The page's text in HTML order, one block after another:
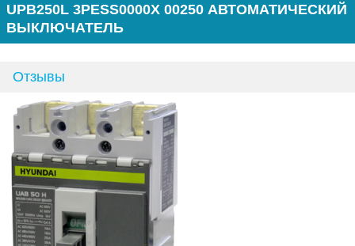
UPB250L 3PESS0000X 00250 АВТОМАТИЧЕСКИЙ
ВЫКЛЮЧАТЕЛЬ
Отзывы